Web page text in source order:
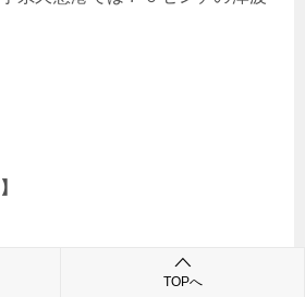
Meteorological Agency, ／a
TOPへ